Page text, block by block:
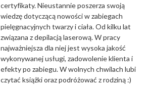
certyfikaty. Nieustannie poszerza swoją
wiedzę dotyczącą nowości w zabiegach
pielęgnacyjnych twarzy i ciała. Od kilku lat
związana z depilacją laserową. W pracy
najważniejsza dla niej jest wysoka jakość
wykonywanej usługi, zadowolenie klienta i
efekty po zabiegu. W wolnych chwilach lubi
czytać książki oraz podróżować z rodziną :)